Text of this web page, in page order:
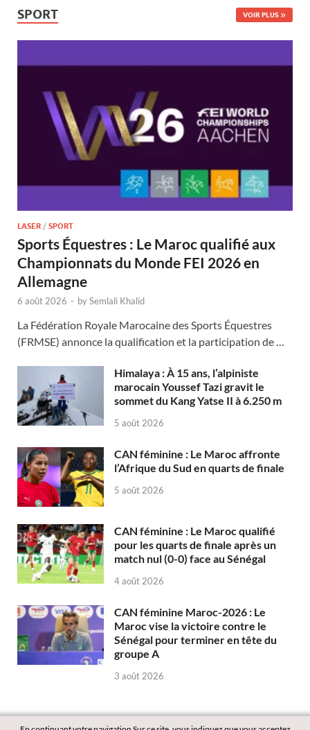
SPORT VOIR PLUS
LASER / SPORT
Sports Équestres : Le Maroc qualifié aux
Championnats du Monde FEI 2026 en
Allemagne
6 août 2026 - bySemlali Khalid
La Fédération Royale Marocaine des Sports Équestres
(FRMSE) annonce la qualification et la participation de …
Himalaya : À 15 ans, l’alpiniste
marocain Youssef Tazi gravit le
sommet du Kang Yatse II à 6.250 m
5 août 2026
CAN féminine : Le Maroc affronte
l’Afrique du Sud en quarts de finale
5 août 2026
CAN féminine : Le Maroc qualifié
pour les quarts de finale après un
match nul (0-0) face au Sénégal
4 août 2026
CAN féminine Maroc-2026 : Le
Maroc vise la victoire contre le
Sénégal pour terminer en tête du
groupe A
3 août 2026